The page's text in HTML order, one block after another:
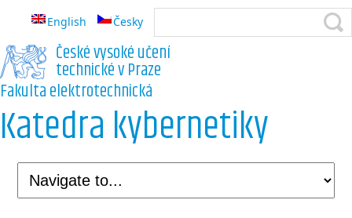
English Česky
České vysoké učení
technické v Praze
Fakulta elektrotechnická
Katedra kybernetiky